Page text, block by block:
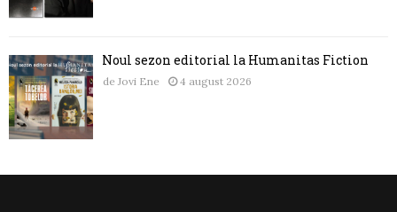
Noul sezon editorial la Humanitas Fiction
de Jovi Ene 4 august 2026